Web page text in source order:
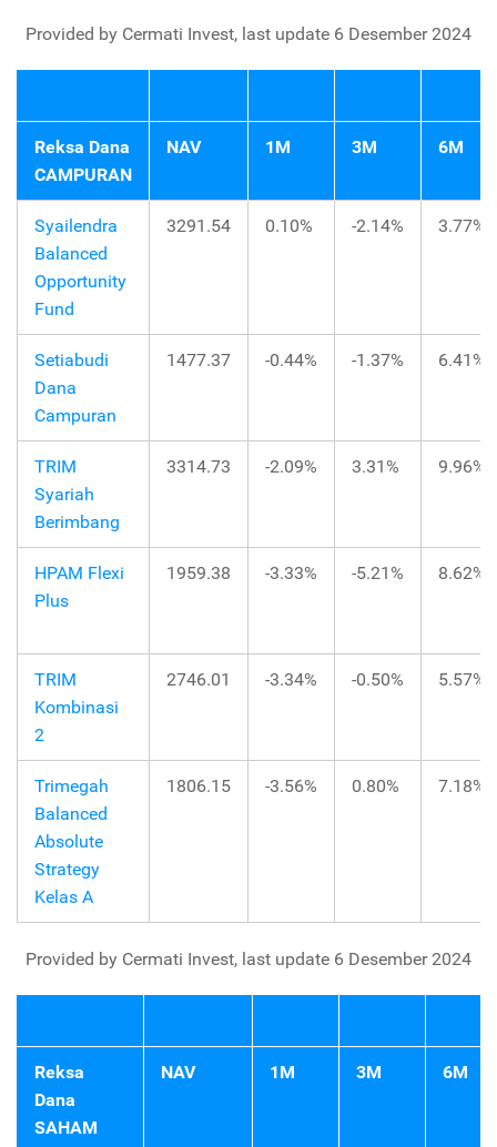
Provided by Cermati Invest, last update 6 Desember 2024
Reksa Dana
CAMPURAN
NAV 1M 3M 6M
Syailendra
Balanced
Opportunity
Fund
3291.54 0.10% -2.14% 3.77%
Setiabudi
Dana
Campuran
1477.37 -0.44% -1.37% 6.41%
TRIM
Syariah
Berimbang
3314.73 -2.09% 3.31% 9.96%
HPAM Flexi
Plus
1959.38 -3.33% -5.21% 8.62%
TRIM
Kombinasi
2
2746.01 -3.34% -0.50% 5.57%
Trimegah
Balanced
Absolute
Strategy
Kelas A
1806.15 -3.56% 0.80% 7.18%
Provided by Cermati Invest, last update 6 Desember 2024
Reksa
Dana
SAHAM
NAV 1M 3M 6M